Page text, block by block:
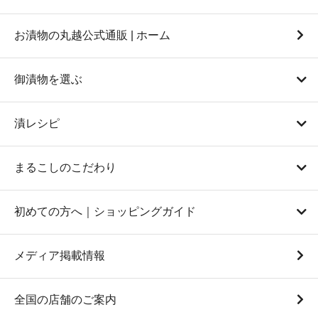
お漬物の丸越公式通販 | ホーム
御漬物を選ぶ
漬レシピ
まるこしのこだわり
初めての方へ｜ショッピングガイド
メディア掲載情報
全国の店舗のご案内